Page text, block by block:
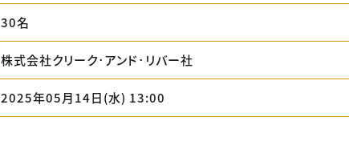
30名
株式会社クリーク･アンド･リバー社
2025年05月14日(水) 13:00